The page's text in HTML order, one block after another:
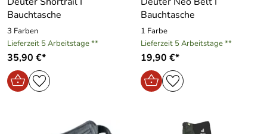
Bauchtasche
3 Farben
Lieferzeit 5 Arbeitstage **
35,90 €*
Bauchtasche
1 Farbe
Lieferzeit 5 Arbeitstage **
19,90 €*